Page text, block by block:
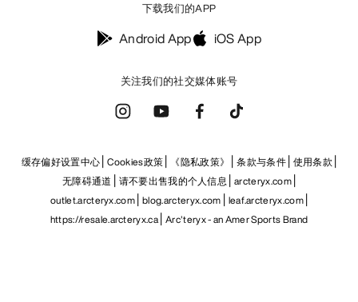
关注我们的社交媒体账号
下载我们的APP
Android App iOS App
缓存偏好设置中心 Cookies政策 《隐私政策》 条款与条件 使用条款
无障碍通道
请不要出售我的个人信息 arcteryx.com
outlet.arcteryx.com blog.arcteryx.com leaf.arcteryx.com
https://resale.arcteryx.ca Arc'teryx - an Amer Sports Brand